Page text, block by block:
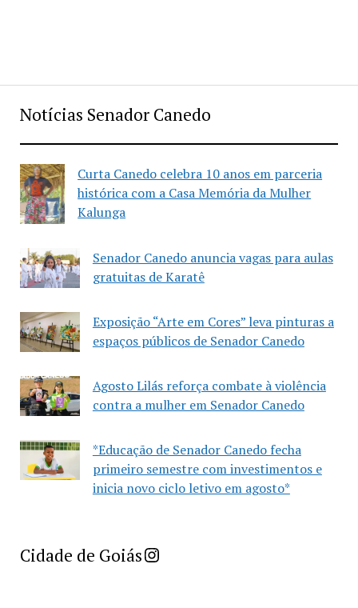
Notícias Senador Canedo
Curta Canedo celebra 10 anos em parceria
histórica com a Casa Memória da Mulher
Kalunga
Senador Canedo anuncia vagas para aulas
gratuitas de Karatê
Exposição “Arte em Cores” leva pinturas a
espaços públicos de Senador Canedo
Agosto Lilás reforça combate à violência
contra a mulher em Senador Canedo
*Educação de Senador Canedo fecha
primeiro semestre com investimentos e
inicia novo ciclo letivo em agosto*
Cidade de GoiásImprensa Criativa da Cidade de Goiás